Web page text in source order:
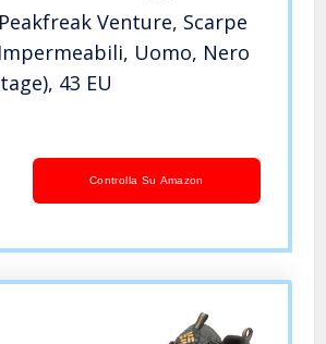
Venture, Scarpe
Uomo, Nero
43 EU
Controlla Su Amazon